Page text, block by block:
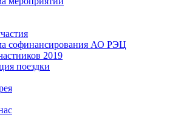
софинансирования АО РЭЦ
2019
поездки